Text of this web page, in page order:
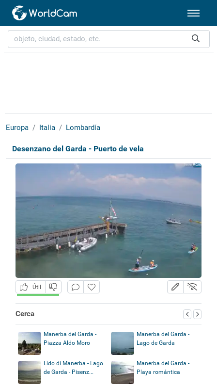
Europa Italia Lombardía
Desenzano del Garda - Puerto de vela
Útil
Cerca
Manerba del Garda -
Piazza Aldo Moro
Manerba del Garda -
Lago de Garda
Lido di Manerba - Lago
de Garda - Pisenz...
Manerba del Garda -
Playa romántica